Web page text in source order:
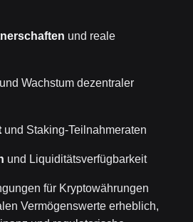
und reale
und Wachstum dezentraler
und Staking-Teilnahmeraten
und Liquiditätsverfügbarkeit
für Kryptowährungen
Vermögenswerte erheblich,